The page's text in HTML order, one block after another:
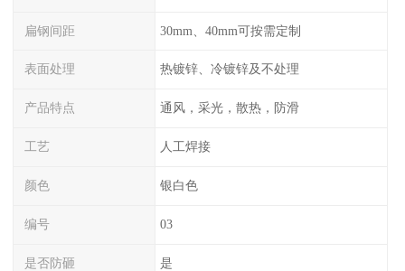
扁钢间距 30mm、40mm可按需定制
表面处理 热镀锌、冷镀锌及不处理
产品特点 通风，采光，散热，防滑
工艺 人工焊接
颜色 银白色
编号 03
是否防砸 是